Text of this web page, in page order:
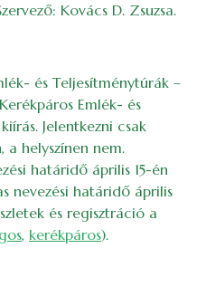
Kovács D. Zsuzsa.
és Teljesítménytúrák –
Emlék- és
Jelentkezni csak
a helyszínen nem.
határidő április 15-én
nevezési határidő április
és regisztráció a
, kerékpáros).